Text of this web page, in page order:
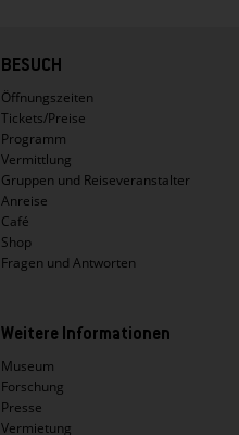
BESUCH
Öffnungszeiten
Tickets/Preise
Programm
Vermittlung
Gruppen und Reiseveranstalter
Anreise
Café
Shop
Fragen und Antworten
Weitere Informationen
Museum
Forschung
Presse
Vermietung